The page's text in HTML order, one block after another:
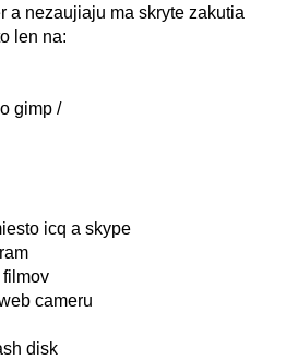
a nezaujiaju ma skryte zakutia
len na:
gimp /
icq a skype
cameru
disk